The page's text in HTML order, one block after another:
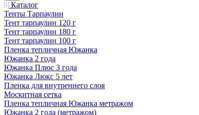
Каталог
Тенты Тарпаулин
Тент тарпаулин 120 г
Тент тарпаулин 180 г
Тент тарпаулин 100 г
Пленка тепличная Южанка
Южанка 2 года
Южанка Плюс 3 года
Южанка Люкс 5 лет
Пленка для внутреннего слоя
Москитная сетка
Пленка тепличная Южанка метражом
Южанка 2 года (метражом)